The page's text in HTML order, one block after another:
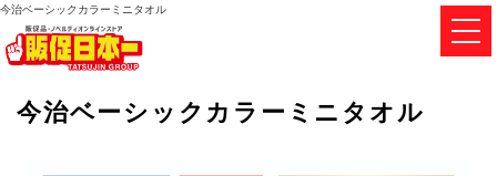
今治ベーシックカラーミニタオル
今治ベーシックカラーミニタオル